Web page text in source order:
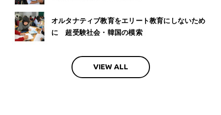
オルタナティブ教育をエリート教育にしないため
に 超受験社会・韓国の模索
VIEW ALL